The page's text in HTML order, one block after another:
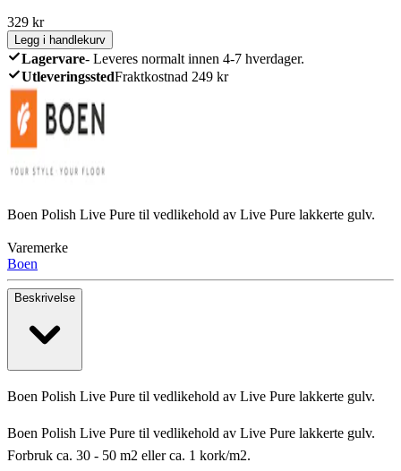
329 kr
Legg i handlekurv
Lagervare- Leveres normalt innen 4-7 hverdager.
UtleveringsstedFraktkostnad 249 kr
Boen Polish Live Pure til vedlikehold av Live Pure lakkerte gulv.
Varemerke
Boen
Beskrivelse
Boen Polish Live Pure til vedlikehold av Live Pure lakkerte gulv.
Boen Polish Live Pure til vedlikehold av Live Pure lakkerte gulv.
Forbruk ca. 30 - 50 m2 eller ca. 1 kork/m2.